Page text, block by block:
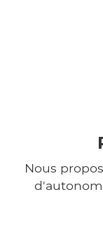
Nous